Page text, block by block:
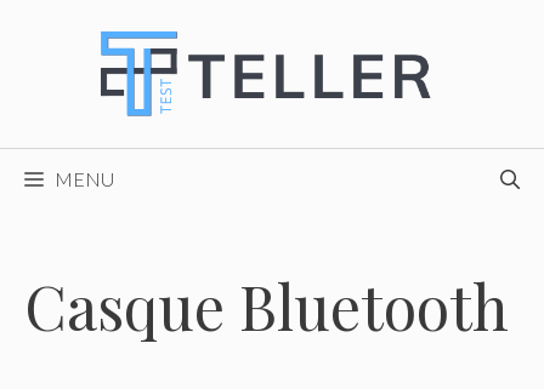
MENU
Casque Bluetooth